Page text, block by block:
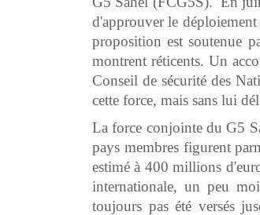
d'approuver le
proposition est soutenue
montrent réticents. Un
Conseil de sécurité des
cette force, mais sans lui
La force conjointe du G5
pays membres figurent
estimé à 400 millions
internationale, un peu
toujours pas été versés